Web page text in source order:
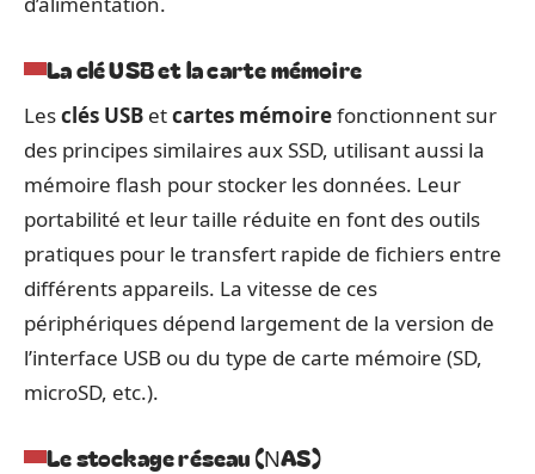
La clé USB et la carte mémoire
Lesclés USB etcartes mémoirefonctionnent sur
des principes similaires aux SSD, utilisant aussi la
mémoire flash pour stocker les données. Leur
portabilité et leur taille réduite en font des outils
pratiques pour le transfert rapide de fichiers entre
différents appareils. La vitesse de ces
périphériques dépend largement de la version de
l’interface USB ou du type de carte mémoire (SD,
microSD, etc.).
Le stockage réseau (NAS)